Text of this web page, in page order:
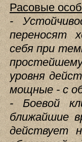
Расовые
-
переносят
себя при
уровня
мощные - с
- Боевой
ближайшие
действует